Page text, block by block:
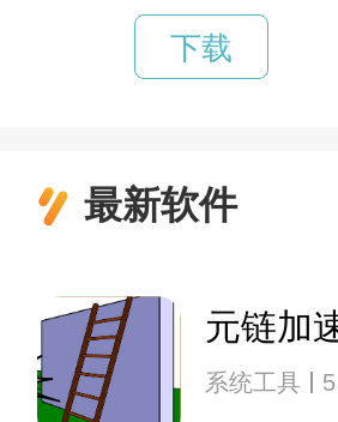
下载
最新软件
元链加
系统工具